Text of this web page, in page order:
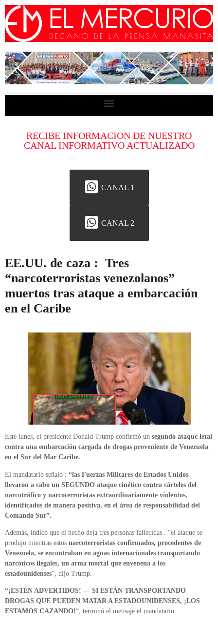
RECIBE INFORMACION DE NUESTRO
CANAL INFORMATIVO ACTUALIZADO
CANAL 1
CANAL 2
EE.UU. de caza : Tres
“narcoterroristas venezolanos”
muertos tras ataque a embarcación
en el Caribe
Este lunes, el presidente Donald Trump confirmó un segundo ataque letal
contra una embarcación cargada de drogas proveniente de Venezuela
en el Sur del Mar Caribe.
El mandatario señaló : “las Fuerzas Militares de Estados Unidos
llevaron a cabo un SEGUNDO ataque cinético contra cárteles del
narcotráfico y narcoterroristas extraordinariamente violentos,
identificados de manera positiva, en el área de responsabilidad del
Comando Sur”.
Además, indicó que el hecho deja tres personas fallecidas . “el ataque se
produjo mientras estos narcoterroristas confirmados, procedentes de
Venezuela, se encontraban en aguas internacionales transportando
narcóticos ilegales, un arma mortal que envenena a los
estadounidenses”, dijo Trump.
“¡ESTÉN ADVERTIDOS! — SI ESTÁN TRANSPORTANDO
DROGAS QUE PUEDEN MATAR A ESTADOUNIDENSES, ¡LOS
ESTAMOS CAZANDO!“, terminó el mensaje el mandatario.